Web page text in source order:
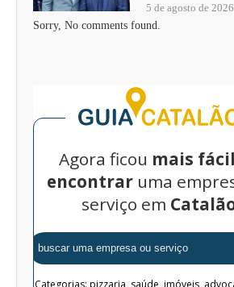
5 de agosto de 2026
Sorry, No comments found.